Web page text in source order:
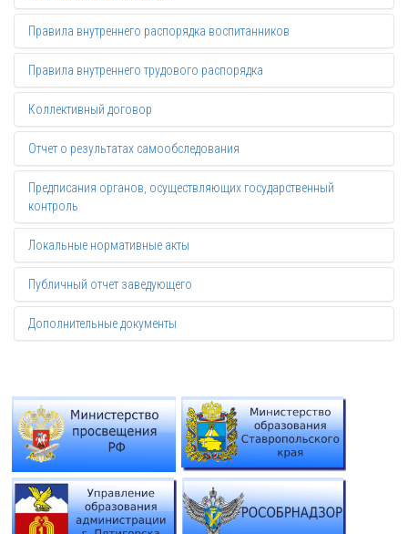
Правила внутреннего распорядка воспитанников
Правила внутреннего трудового распорядка
Коллективный договор
Отчет о результатах самообследования
Предписания органов, осуществляющих государственный
контроль
Локальные нормативные акты
Публичный отчет заведующего
Дополнительные документы